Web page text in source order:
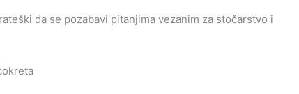
da se pozabavi pitanjima vezanim za stočarstvo i